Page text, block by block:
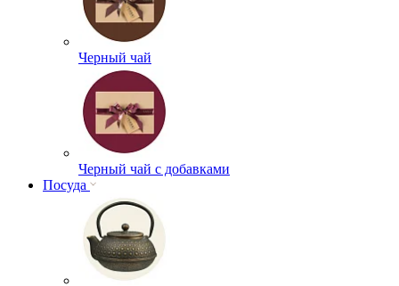
Черный чай
Черный чай с добавками
Посуда